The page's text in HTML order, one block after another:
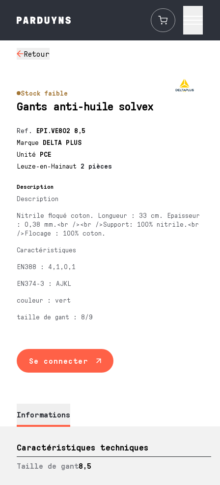
Retour
Stock faible
Gants anti-huile solvex
Ref. EPI.VE802 8,5
Marque DELTA PLUS
Unité PCE
Leuze-en-Hainaut 2 pièces
Description
Description
Nitrile floqué coton. Longueur : 33 cm. Epaisseur
: 0,38 mm.<br /><br />Support: 100% nitrile.<br
/>Flocage : 100% coton.
Caractéristiques
EN388 : 4,1,0,1
EN374-3 : AJKL
couleur : vert
taille de gant : 8/9
Se connecter
Informations
Caractéristiques techniques
Taille de gant8,5